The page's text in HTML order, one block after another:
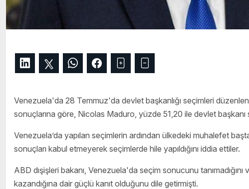
Venezuela'da 28 Temmuz'da devlet başkanlığı seçimleri
sonuçlarına göre, Nicolas Maduro, yüzde 51,20 ile devlet başkanı
Venezuela’da yapılan seçimlerin ardından ülkedeki muhalefet
sonuçları kabul etmeyerek seçimlerde hile yapıldığını iddia ettiler.
ABD dışişleri bakanı, Venezuela'da seçim sonucunu
kazandığına dair güçlü kanıt olduğunu dile getirmişti.